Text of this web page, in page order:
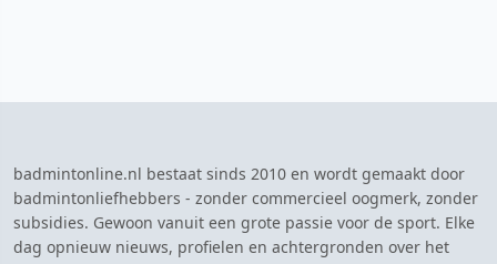
badmintonline.nl bestaat sinds 2010 en wordt gemaakt door
badmintonliefhebbers - zonder commercieel oogmerk, zonder
subsidies. Gewoon vanuit een grote passie voor de sport. Elke
dag opnieuw nieuws, profielen en achtergronden over het